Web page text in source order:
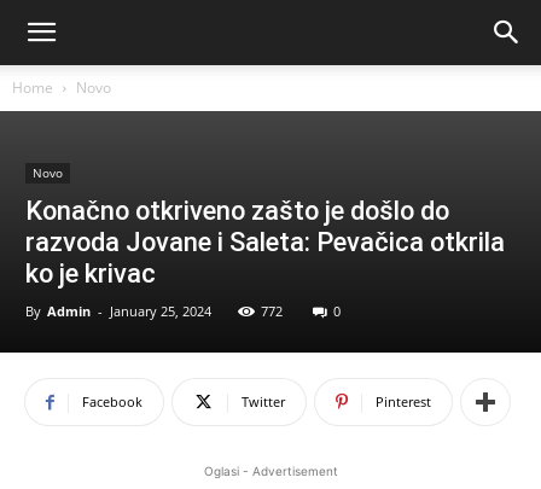
Home Novo
Novo
Konačno otkriveno zašto je došlo do
razvoda Jovane i Saleta: Pevačica otkrila
ko je krivac
By Admin - January 25, 2024 772 0
Facebook Twitter Pinterest
Oglasi - Advertisement